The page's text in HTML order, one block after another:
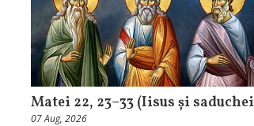
Matei 22, 23–33 (Iisus și
07 Aug, 2026